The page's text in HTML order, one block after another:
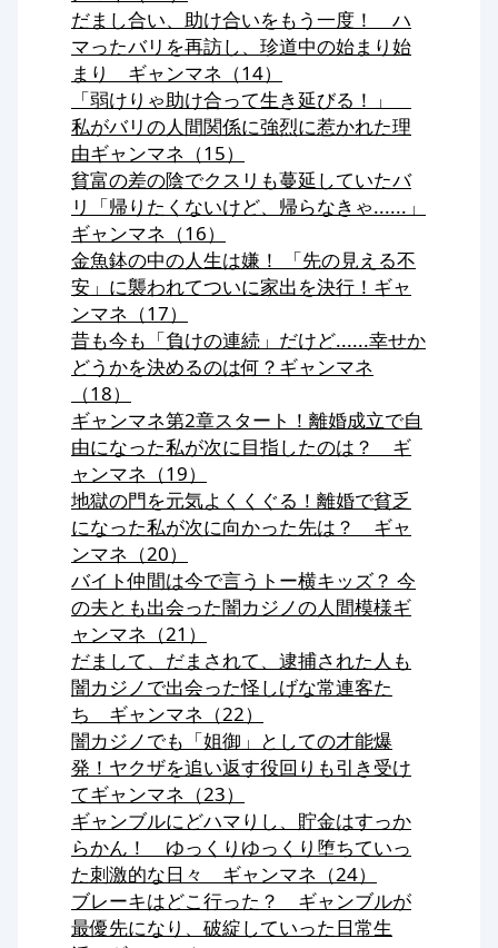
だまし合い、助け合いをもう一度！ ハ
マったバリを再訪し、珍道中の始まり始
まり ギャンマネ（14）
「弱けりゃ助け合って生き延びる！」
私がバリの人間関係に強烈に惹かれた理
由ギャンマネ（15）
貧富の差の陰でクスリも蔓延していたバ
リ「帰りたくないけど、帰らなきゃ......」
ギャンマネ（16）
金魚鉢の中の人生は嫌！ 「先の見える不
安」に襲われてついに家出を決行！ギャ
ンマネ（17）
昔も今も「負けの連続」だけど......幸せか
どうかを決めるのは何？ギャンマネ
（18）
ギャンマネ第2章スタート！離婚成立で自
由になった私が次に目指したのは？ ギ
ャンマネ（19）
地獄の門を元気よくくぐる！離婚で貧乏
になった私が次に向かった先は？ ギャ
ンマネ（20）
バイト仲間は今で言うトー横キッズ？ 今
の夫とも出会った闇カジノの人間模様ギ
ャンマネ（21）
だまして、だまされて、逮捕された人も
闇カジノで出会った怪しげな常連客た
ち ギャンマネ（22）
闇カジノでも「姐御」としての才能爆
発！ヤクザを追い返す役回りも引き受け
てギャンマネ（23）
ギャンブルにどハマりし、貯金はすっか
らかん！ ゆっくりゆっくり堕ちていっ
た刺激的な日々 ギャンマネ（24）
ブレーキはどこ行った？ ギャンブルが
最優先になり、破綻していった日常生